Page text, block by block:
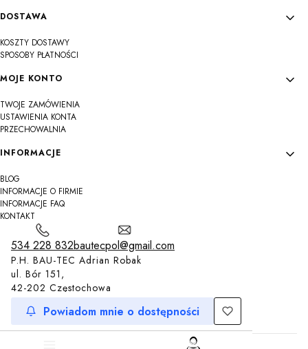
DOSTAWA
KOSZTY DOSTAWY
SPOSOBY PŁATNOŚCI
MOJE KONTO
TWOJE ZAMÓWIENIA
USTAWIENIA KONTA
PRZECHOWALNIA
INFORMACJE
BLOG
INFORMACJE O FIRMIE
INFORMACJE FAQ
KONTAKT
534 228 832bautecpol@gmail.com
P.H. BAU-TEC Adrian Robak
ul. Bór 151,
42-202 Częstochowa
Powiadom mnie o dostępności